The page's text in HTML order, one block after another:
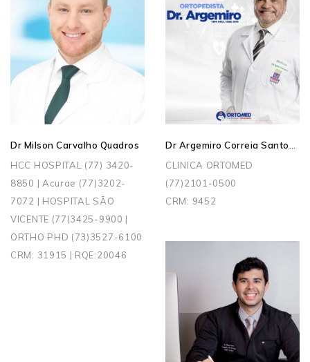
Dr Milson Carvalho Quadros
HCC HOSPITAL (77) 3420-
8850 | Acurae (77)3202-
7072 | HOSPITAL SÃO
VICENTE (77)3425-9900 |
ORTHO PHD (73)3527-6100
CRM: 31915 | RQE:20046
Dr Argemiro Correia Santos Junior
CLINICA ORTOMED
(77)2101-0500
CRM: 9452